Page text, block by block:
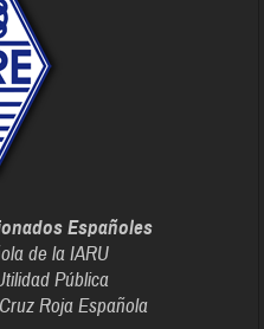
Españoles
de la IARU
Pública
Roja Española